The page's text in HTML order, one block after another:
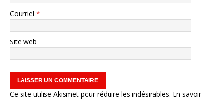
Courriel *
Site web
Ce site utilise Akismet pour réduire les indésirables. En savoir